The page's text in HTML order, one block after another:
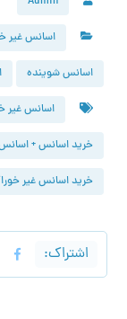
اسانس غیر
اسانس شوینده
اسانس غیر
خرید اسانس +
خرید اسانس غیر